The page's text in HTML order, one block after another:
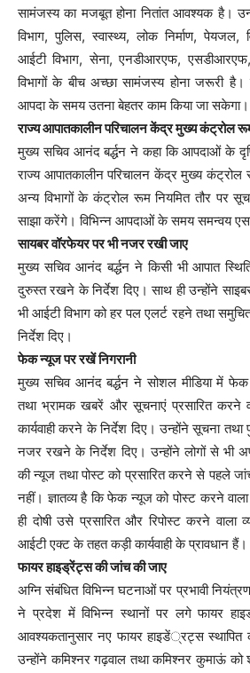
सामंजस्य का मजबूत होना नितांत आवश्यक है।
विभाग, पुलिस, स्वास्थ्य, लोक निर्माण, पेयजल,
आईटी विभाग, सेना, एनडीआरएफ,
विभागों के बीच अच्छा सामंजस्य होना जरूरी है।
आपदा के समय उतना बेहतर काम किया जा सकेगा।
राज्य आपातकालीन परिचालन केंद्र मुख्य कंट्रोल
मुख्य सचिव आनंद बर्द्धन ने कहा कि आपदाओं के
राज्य आपातकालीन परिचालन केंद्र मुख्य कंट्रोल
अन्य विभागों के कंट्रोल रूम नियमित तौर पर
साझा करेंगे। विभिन्न आपदाओं के समय समन्वय
सायबर वॉरफेयर पर भी नजर रखी जाए
मुख्य सचिव आनंद बर्द्धन ने किसी भी आपात
दुरुस्त रखने के निर्देश दिए। साथ ही उन्होंने
भी आईटी विभाग को हर पल एलर्ट रहने तथा
निर्देश दिए।
फेक न्यूज पर रखें निगरानी
मुख्य सचिव आनंद बर्द्धन ने सोशल मीडिया में
तथा भ्रामक खबरें और सूचनाएं प्रसारित करने
कार्यवाही करने के निर्देश दिए। उन्होंने सूचना
नजर रखने के निर्देश दिए। उन्होंने लोगों से भी
की न्यूज तथा पोस्ट को प्रसारित करने से पहले
नहीं। ज्ञातव्य है कि फेक न्यूज को पोस्ट करने वाला
ही दोषी उसे प्रसारित और रिपोस्ट करने
आईटी एक्ट के तहत कड़ी कार्यवाही के प्रावधान हैं।
फायर हाइड्रेंट्स की जांच की जाए
अग्नि संबंधित विभिन्न घटनाओं पर प्रभावी
ने प्रदेश में विभिन्न स्थानों पर लगे फायर
आवश्यकतानुसार नए फायर हाइडें्रट्स
उन्होंने कमिश्नर गढ़वाल तथा कमिश्नर कुमाऊं को